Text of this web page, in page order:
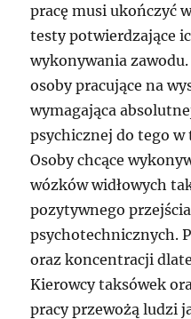
pracę musi ukończyć
testy potwierdzające
wykonywania
osoby pracujące na
wymagająca
psychicznej do tego
Osoby chcące
wózków widłowych
pozytywnego
psychotechnicznych.
oraz koncentracji
Kierowcy taksówek
pracy przewożą ludzi